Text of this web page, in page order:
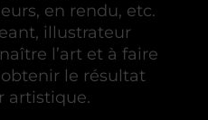
en rendu, etc.
illustrateur
l’art et à faire
le résultat
artistique.